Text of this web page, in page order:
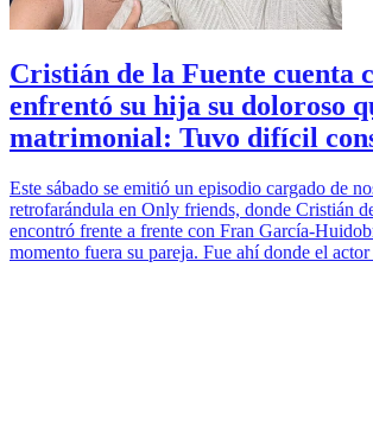
Cristián de la Fuente cuenta
enfrentó su hija su doloroso
matrimonial: Tuvo difícil
Este sábado se emitió un episodio cargado de
retrofarándula en Only friends, donde Cristián
encontró frente a frente con Fran García-
momento fuera su pareja. Fue ahí donde el